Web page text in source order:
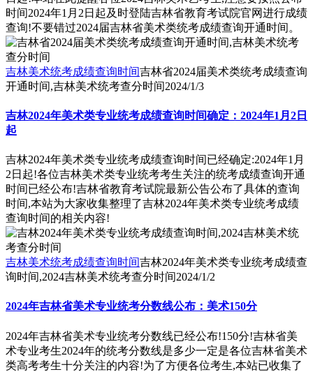
时间2024年1月2日起及时登陆吉林省教育考试院官网进行成绩
查询!不要错过2024届吉林省美术类统考成绩查询开通时间。
吉林美术统考成绩查询时间吉林省2024届美术类统考成绩查询
开通时间,吉林美术统考查分时间2024/1/3
吉林2024年美术类专业统考成绩查询时间确定：2024年1月2日
起
吉林2024年美术类专业统考成绩查询时间已经确定:2024年1月
2日起!各位吉林美术类专业统考考生关注的统考成绩查询开通
时间已经公布!吉林省教育考试院最新公告公布了具体的查询
时间,本站为大家收集整理了吉林2024年美术类专业统考成绩
查询时间的相关内容!
吉林美术统考成绩查询时间吉林2024年美术类专业统考成绩查
询时间,2024吉林美术统考查分时间2024/1/2
2024年吉林省美术专业统考分数线公布：美术150分
2024年吉林省美术专业统考分数线已经公布!150分!吉林省美
术专业考生2024年的统考分数线是多少一定是各位吉林省美术
类高考考生十分关注的内容!为了方便各位考生,本站已收集了